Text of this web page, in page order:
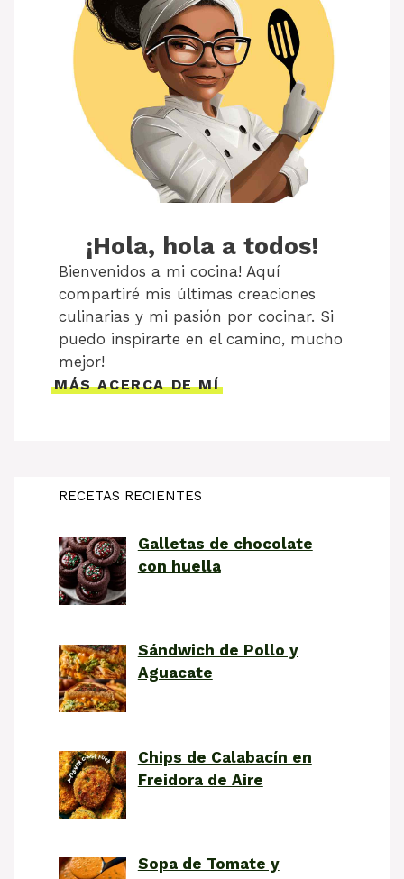
¡Hola, hola a todos!
Bienvenidos a mi cocina! Aquí
compartiré mis últimas creaciones
culinarias y mi pasión por cocinar. Si
puedo inspirarte en el camino, mucho
mejor!
MÁS ACERCA DE MÍ
RECETAS RECIENTES
Galletas de chocolate
con huella
Sándwich de Pollo y
Aguacate
Chips de Calabacín en
Freidora de Aire
Sopa de Tomate y